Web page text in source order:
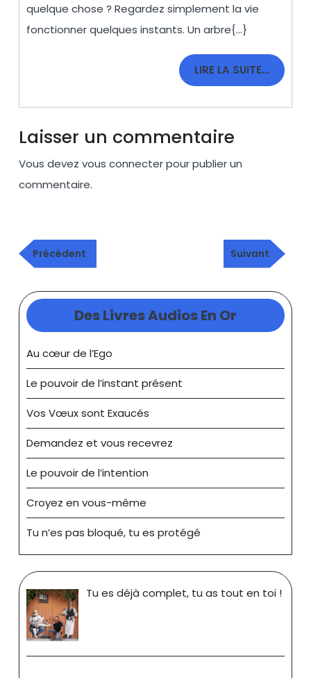
suffit
elle-
même
quelque chose ? Regardez simplement la vie
fonctionner quelques instants. Un arbre{...}
LIRE LA SUITE…LIRE
LA
Laisser un commentaire
Vous devez vous connecterpour publier un
commentaire.
Navigation
dePublication
précédente
Précédent
Article
suivant
Suivant
Des Livres Audios En Or
Au cœur de l’Ego
Le pouvoir de l’instant présent
Vos Vœux sont Exaucés
Demandez et vous recevrez
Le pouvoir de l’intention
Croyez en vous-même
Tu n’es pas bloqué, tu es protégé
Tu es déjà complet, tu as tout en toi !